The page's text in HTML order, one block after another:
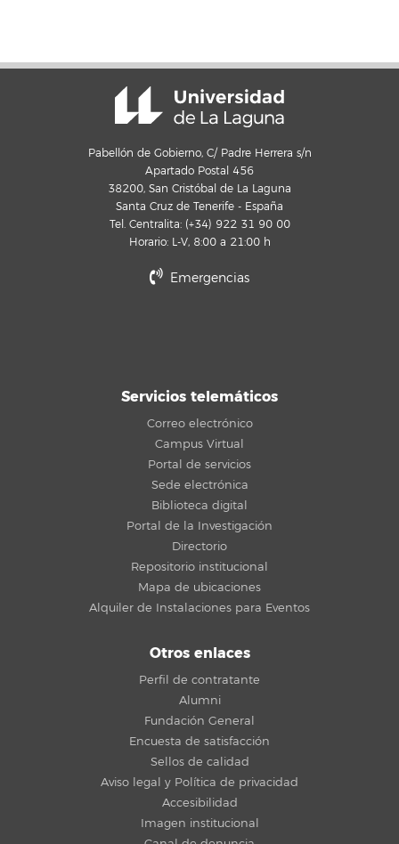
Pabellón de Gobierno, C/ Padre Herrera s/n
Apartado Postal 456
38200, San Cristóbal de La Laguna
Santa Cruz de Tenerife - España
Tel. Centralita: (+34) 922 31 90 00
Horario: L-V, 8:00 a 21:00 h
Emergencias
Servicios telemáticos
Correo electrónico
Campus Virtual
Portal de servicios
Sede electrónica
Biblioteca digital
Portal de la Investigación
Directorio
Repositorio institucional
Mapa de ubicaciones
Alquiler de Instalaciones para Eventos
Otros enlaces
Perfil de contratante
Alumni
Fundación General
Encuesta de satisfacción
Sellos de calidad
Aviso legal y Política de privacidad
Accesibilidad
Imagen institucional